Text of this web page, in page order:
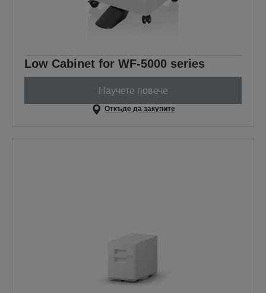
Low Cabinet for WF-5000 series
Научете повече
Откъде да закупите